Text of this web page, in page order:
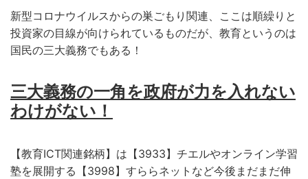
新型コロナウイルスからの巣ごもり関連、ここは順繰りと
投資家の目線が向けられているものだが、教育というのは
国民の三大義務でもある！
三大義務の一角を政府が力を入れない
わけがない！
【教育ICT関連銘柄】は【3933】チエルやオンライン学習
塾を展開する【3998】すららネットなど今後まだまだ伸